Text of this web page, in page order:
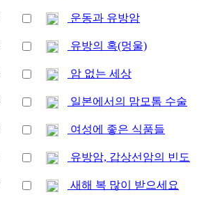
운동과 유방암
유방의 혹(멍울)
암 없는 세상
일본에서의 맘모톰 수술
여성에 좋은 식품들
유방암, 갑상선암의 빈도
새해 복 많이 받으세요